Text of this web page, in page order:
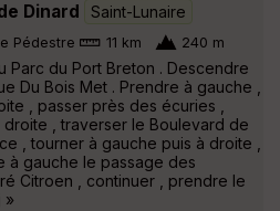
Dinard Saint-Lunaire
Pédestre 11 km 240 m
Parc du Port Breton . Descendre
Du Bois Met . Prendre à gauche ,
, passer près des écuries ,
droite , traverser le Boulevard de
, tourner à gauche puis à droite ,
à gauche le passage des
Citroen , continuer , prendre le
»